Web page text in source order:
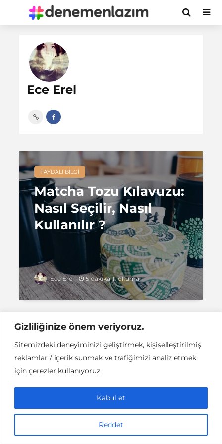
Gizliliğinize önem veriyoruz.
Sitemizdeki deneyiminizi geliştirmek, kişiselleştirilmiş
reklamlar / içerik sunmak ve trafiğimizi analiz etmek
için çerezler kullanıyoruz.
Reddet
Kabul et
Ece Erel
FAYDALI BILGI
Matcha Tozu Kılavuzu:
Nasıl Seçilir, Nasıl
Kullanılır ?
Ece Erel 5 dakikalık okuma
Instant DCPC © Her Hakkı Saklıdır |İLETİŞİM
This work is licensed under aCreative
Commons Attribution-NonCommercial-NoDerivatives 4.0